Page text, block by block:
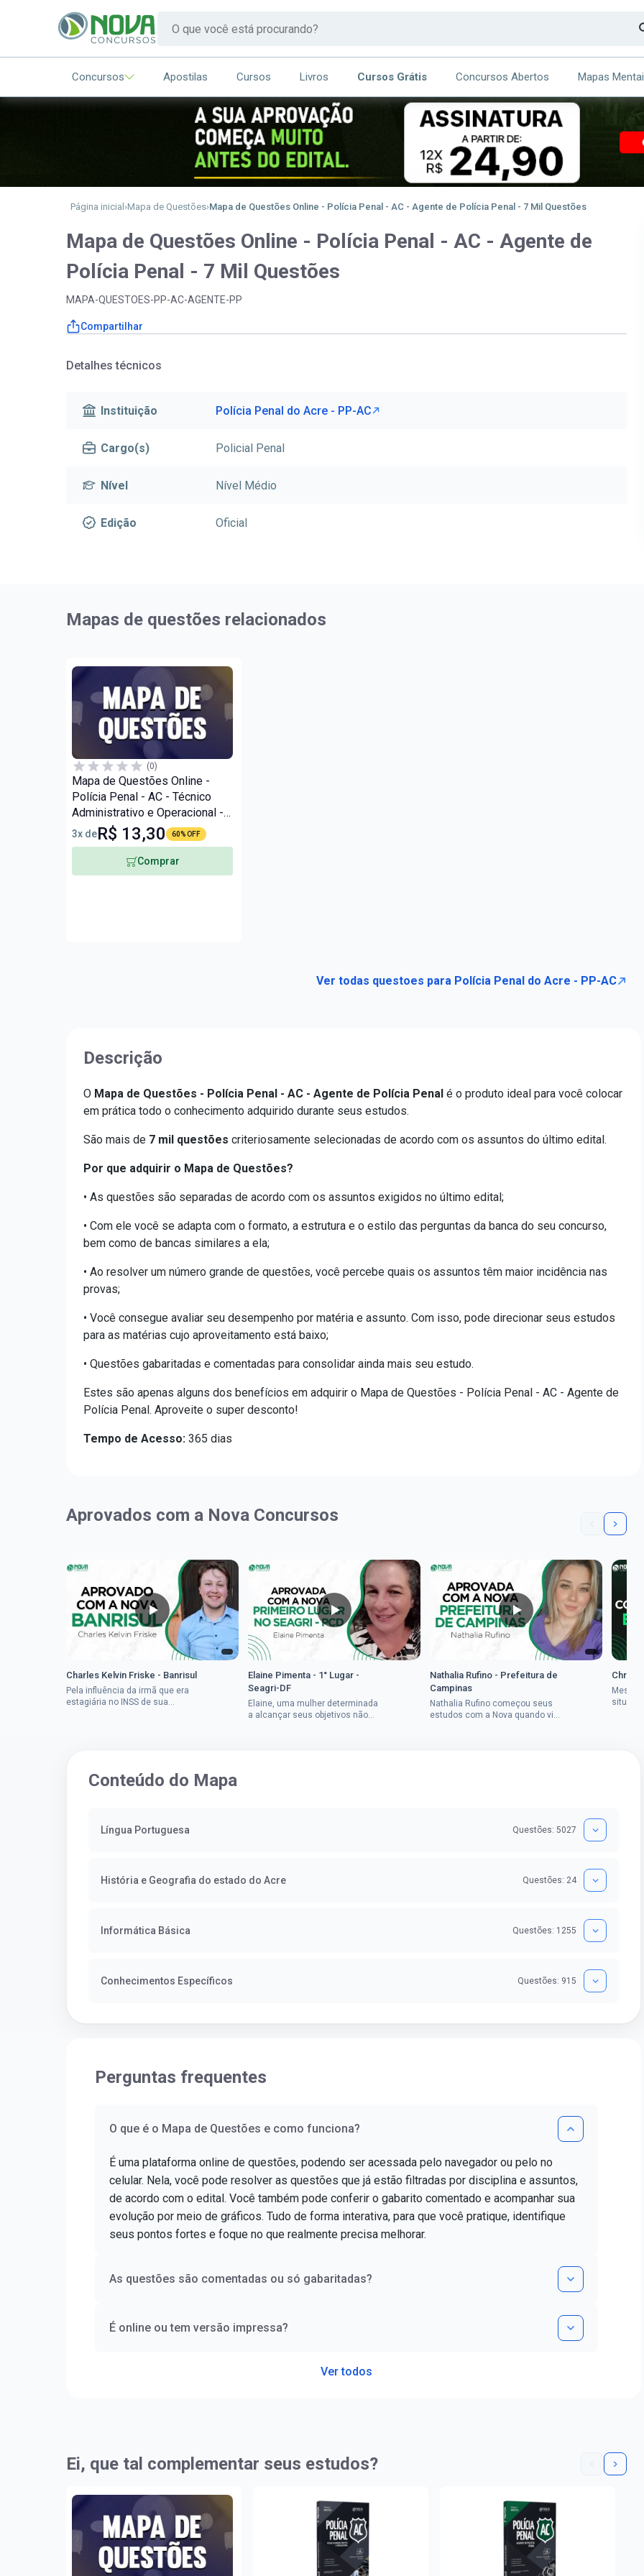
Concursos Apostilas Cursos Livros Cursos Grátis Concursos Abertos Mapas
Página inicial Mapa de Questões Mapa de Questões Online - Polícia Penal - AC - Agente de Polícia Penal - 7 Mil Questões
Mapa de Questões Online - Polícia Penal - AC - Agente de
Polícia Penal - 7 Mil Questões
MAPA-QUESTOES-PP-AC-AGENTE-PP
Compartilhar
Detalhes técnicos
Instituição Polícia Penal do Acre - PP-AC
Cargo(s) Policial Penal
Nível Nível Médio
Edição Oficial
Mapas de questões relacionados
(0)
Mapa de Questões Online -
Polícia Penal - AC - Técnico
Administrativo e Operacional - 8
Mil Questões
3x deR$ 13,30 60% OFF
Comprar
Ver todas questoes para Polícia Penal do Acre - PP-AC
Descrição
O Mapa de Questões - Polícia Penal - AC - Agente de Polícia Penal é o produto ideal para você colocar
em prática todo o conhecimento adquirido durante seus estudos.
São mais de 7 mil questões criteriosamente selecionadas de acordo com os assuntos do último edital.
Por que adquirir o Mapa de Questões?
• As questões são separadas de acordo com os assuntos exigidos no último edital;
• Com ele você se adapta com o formato, a estrutura e o estilo das perguntas da banca do seu concurso,
bem como de bancas similares a ela;
• Ao resolver um número grande de questões, você percebe quais os assuntos têm maior incidência nas
provas;
• Você consegue avaliar seu desempenho por matéria e assunto. Com isso, pode direcionar seus estudos
para as matérias cujo aproveitamento está baixo;
• Questões gabaritadas e comentadas para consolidar ainda mais seu estudo.
Estes são apenas alguns dos benefícios em adquirir o Mapa de Questões - Polícia Penal - AC - Agente de
Polícia Penal. Aproveite o super desconto!
Tempo de Acesso: 365 dias
Aprovados com a Nova Concursos
Charles Kelvin Friske - Banrisul
Pela influência da irmã que era
estagiária no INSS de sua
Elaine Pimenta - 1° Lugar -
Seagri-DF
Elaine, uma mulher determinada
a alcançar seus objetivos não
Nathalia Rufino - Prefeitura de
Campinas
Nathalia Rufino começou seus
estudos com a Nova quando viu
Mesmo
Conteúdo do Mapa
Língua Portuguesa Questões: 5027
História e Geografia do estado do Acre Questões: 24
Informática Básica Questões: 1255
Conhecimentos Específicos Questões: 915
Perguntas frequentes
O que é o Mapa de Questões e como funciona?
É uma plataforma online de questões, podendo ser acessada pelo navegador ou pelo no
celular. Nela, você pode resolver as questões que já estão filtradas por disciplina e assuntos,
de acordo com o edital. Você também pode conferir o gabarito comentado e acompanhar sua
evolução por meio de gráficos. Tudo de forma interativa, para que você pratique, identifique
seus pontos fortes e foque no que realmente precisa melhorar.
As questões são comentadas ou só gabaritadas?
É online ou tem versão impressa?
Ver todos
Ei, que tal complementar seus estudos?